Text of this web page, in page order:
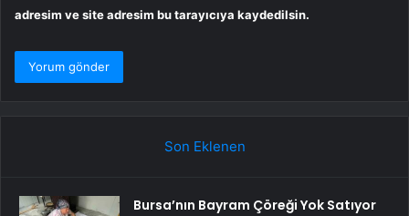
adresim ve site adresim bu tarayıcıya kaydedilsin.
Son Eklenen
Bursa’nın Bayram Çöreği Yok Satıyor